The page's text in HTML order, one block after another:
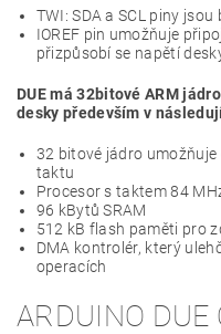
TWI: SDA a SCL piny jsou
IOREF pin umožňuje
přizpůsobí se napětí
DUE má 32bitové ARM
desky především v
32 bitové jádro
taktu
Procesor s taktem 84
96 kBytů SRAM
512 kB flash paměti pro
DMA kontrolér, který
operacích
ARDUINO DUE